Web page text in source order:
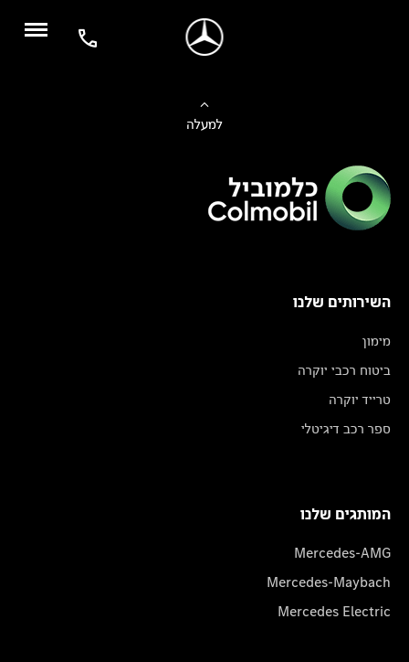
למעלה
השירותים שלנו
מימון
ביטוח רכבי יוקרה
טרייד יוקרה
ספר רכב דיגיטלי
המותגים שלנו
Mercedes-AMG
Mercedes-Maybach
Mercedes Electric